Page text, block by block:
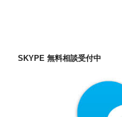
SKYPE 無料相談受付中